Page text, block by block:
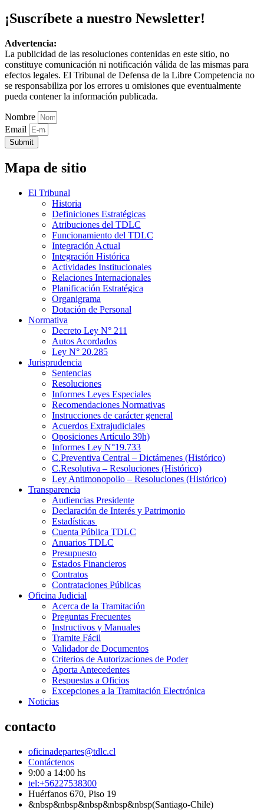
¡Suscríbete a nuestro Newsletter!
Advertencia:
La publicidad de las resoluciones contenidas en este sitio, no
constituye comunicación ni notificación válida de las mismas para
efectos legales. El Tribunal de Defensa de la Libre Competencia no
se responsabiliza por los errores u omisiones que eventualmente
pueda contener la información publicada.
Nombre
Email
Submit
Mapa de sitio
El Tribunal
Historia
Definiciones Estratégicas
Atribuciones del TDLC
Funcionamiento del TDLC
Integración Actual
Integración Histórica
Actividades Institucionales
Relaciones Internacionales
Planificación Estratégica
Organigrama
Dotación de Personal
Normativa
Decreto Ley N° 211
Autos Acordados
Ley N° 20.285
Jurisprudencia
Sentencias
Resoluciones
Informes Leyes Especiales
Recomendaciones Normativas
Instrucciones de carácter general
Acuerdos Extrajudiciales
Oposiciones Artículo 39h)
Informes Ley N°19.733
C.Preventiva Central – Dictámenes (Histórico)
C.Resolutiva – Resoluciones (Histórico)
Ley Antimonopolio – Resoluciones (Histórico)
Transparencia
Audiencias Presidente
Declaración de Interés y Patrimonio
Estadísticas
Cuenta Pública TDLC
Anuarios TDLC
Presupuesto
Estados Financieros
Contratos
Contrataciones Públicas
Oficina Judicial
Acerca de la Tramitación
Preguntas Frecuentes
Instructivos y Manuales
Tramite Fácil
Validador de Documentos
Criterios de Autorizaciones de Poder
Aporta Antecedentes
Respuestas a Oficios
Excepciones a la Tramitación Electrónica
Noticias
contacto
oficinadepartes@tdlc.cl
Contáctenos
9:00 a 14:00 hs
tel:+56227538300
Huérfanos 670, Piso 19
&nbsp&nbsp&nbsp&nbsp&nbsp(Santiago-Chile)